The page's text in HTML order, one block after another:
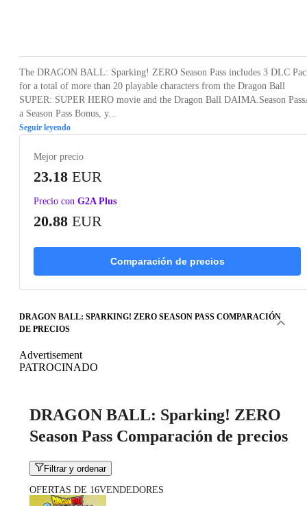
The DRAGON BALL: Sparking! ZERO Season Pass includes 3 DLC
for a total of more than 20 playable characters from the Dragon Ball
SUPER: SUPER HERO movie and the Dragon Ball DAIMA.Season
a Season Pass Bonus, y...
Seguir leyendo
Mejor precio
23.18 EUR
Precio con G2A Plus
20.88 EUR
Comparación de precios
DRAGON BALL: SPARKING! ZERO SEASON PASS COMPARACIÓN
DE PRECIOS
Advertisement
PATROCINADO
DRAGON BALL: Sparking! ZERO
Season Pass Comparación de precios
Filtrar y ordenar
OFERTAS DE 16VENDEDORES